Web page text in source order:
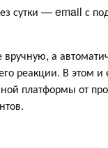
сутки — email с
вручную, а
реакции. В этом и
платформы от